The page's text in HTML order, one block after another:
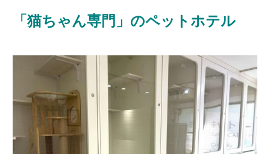
「猫ちゃん専門」のペットホテル